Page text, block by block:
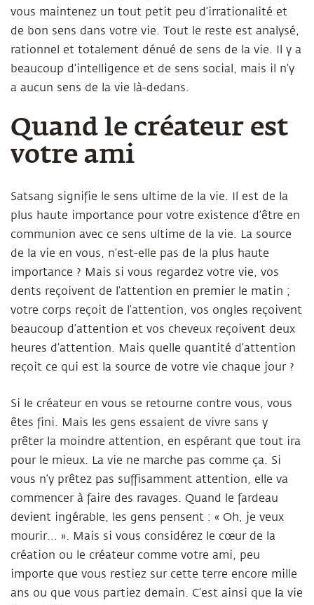
vous maintenez un tout petit peu d’irrationalité et
de bon sens dans votre vie. Tout le reste est analysé,
rationnel et totalement dénué de sens de la vie. Il y a
beaucoup d’intelligence et de sens social, mais il n’y
a aucun sens de la vie là-dedans.
Quand le créateur est
votre ami
Satsang signifie le sens ultime de la vie. Il est de la
plus haute importance pour votre existence d’être en
communion avec ce sens ultime de la vie. La source
de la vie en vous, n’est-elle pas de la plus haute
importance ? Mais si vous regardez votre vie, vos
dents reçoivent de l’attention en premier le matin ;
votre corps reçoit de l’attention, vos ongles reçoivent
beaucoup d’attention et vos cheveux reçoivent deux
heures d’attention. Mais quelle quantité d’attention
reçoit ce qui est la source de votre vie chaque jour ?
Si le créateur en vous se retourne contre vous, vous
êtes fini. Mais les gens essaient de vivre sans y
prêter la moindre attention, en espérant que tout ira
pour le mieux. La vie ne marche pas comme ça. Si
vous n’y prêtez pas suffisamment attention, elle va
commencer à faire des ravages. Quand le fardeau
devient ingérable, les gens pensent : « Oh, je veux
mourir... ». Mais si vous considérez le cœur de la
création ou le créateur comme votre ami, peu
importe que vous restiez sur cette terre encore mille
ans ou que vous partiez demain. C’est ainsi que la vie